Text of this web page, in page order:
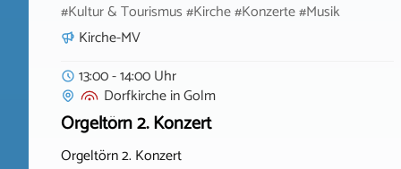
#Kultur & Tourismus #Kirche #Konzerte #Musik
Kirche-MV
13:00 - 14:00 Uhr
DorfkircheinGolm
Orgeltörn 2. Konzert
Orgeltörn 2. Konzert